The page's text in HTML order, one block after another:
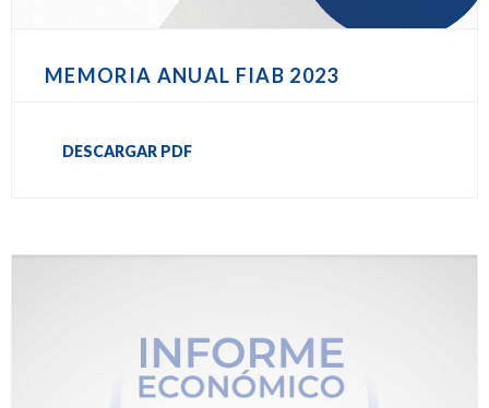
MEMORIA ANUAL FIAB 2023
DESCARGAR PDF